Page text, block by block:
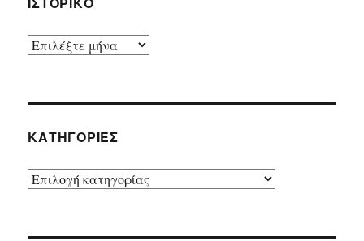
Ιστορικό
KΑΤΗΓΟΡΊΕΣ
Kατηγορίες